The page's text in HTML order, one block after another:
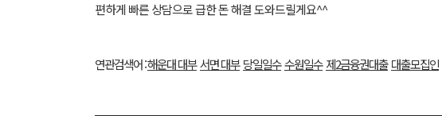
편하게 빠른 상담으로 급한 돈 해결 도와드릴게요^^
연관검색어 :해운대 대부서면 대부 당일일수수원일수 제2금융권대출 대출모집인